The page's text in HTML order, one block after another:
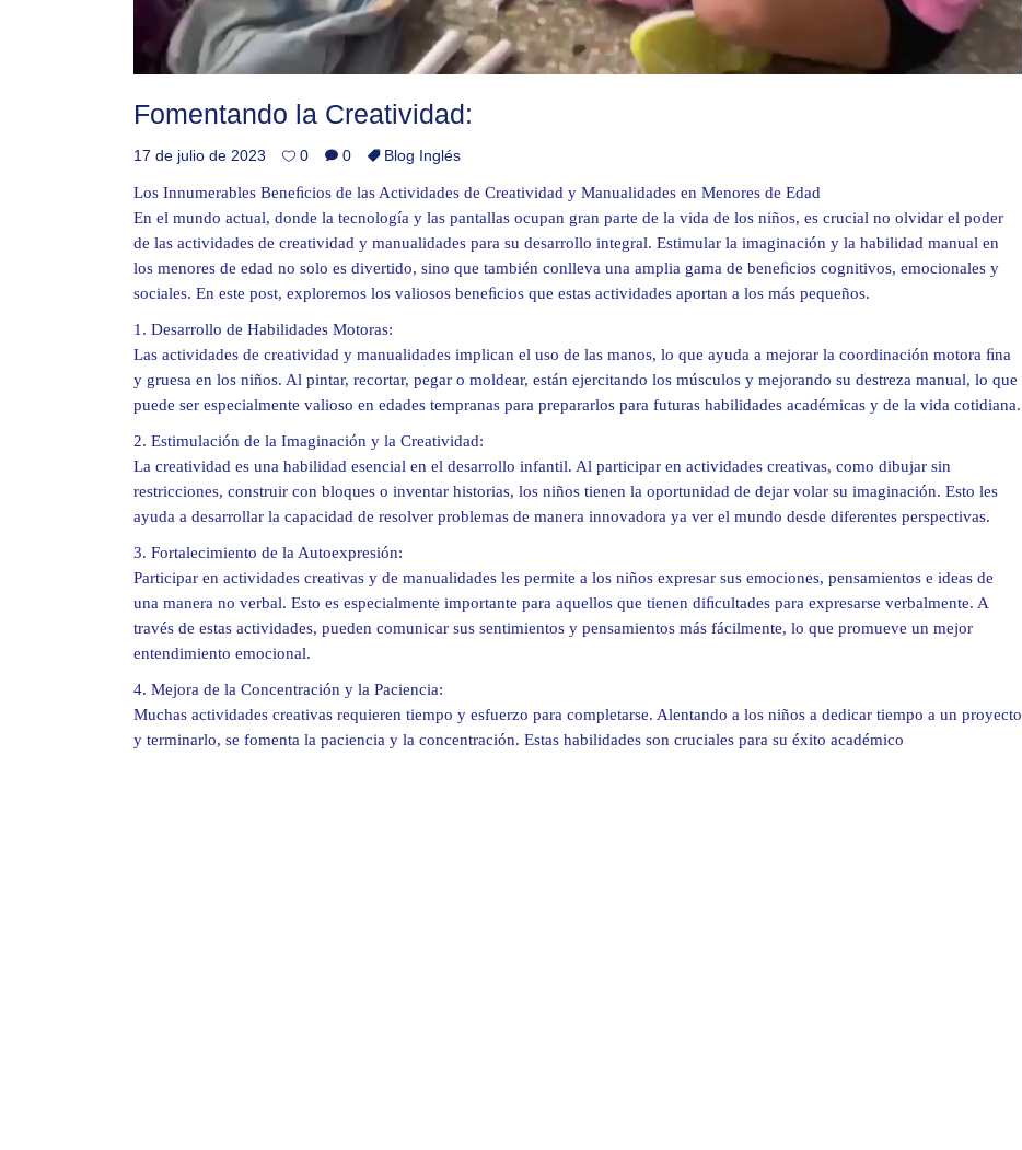
Fomentando la Creatividad:
17 de julio de 2023 0 0 Blog Inglés
Los Innumerables Beneﬁcios de las Actividades de Creatividad y Manualidades en Menores de Edad
En el mundo actual, donde la tecnología y las pantallas ocupan gran parte de la vida de los niños, es crucial no olvidar el poder
de las actividades de creatividad y manualidades para su desarrollo integral. Estimular la imaginación y la habilidad manual en
los menores de edad no solo es divertido, sino que también conlleva una amplia gama de beneﬁcios cognitivos, emocionales y
sociales. En este post, exploremos los valiosos beneﬁcios que estas actividades aportan a los más pequeños.
1. Desarrollo de Habilidades Motoras:
Las actividades de creatividad y manualidades implican el uso de las manos, lo que ayuda a mejorar la coordinación motora ﬁna
y gruesa en los niños. Al pintar, recortar, pegar o moldear, están ejercitando los músculos y mejorando su destreza manual, lo que
puede ser especialmente valioso en edades tempranas para prepararlos para futuras habilidades académicas y de la vida cotidiana.
2. Estimulación de la Imaginación y la Creatividad:
La creatividad es una habilidad esencial en el desarrollo infantil. Al participar en actividades creativas, como dibujar sin
restricciones, construir con bloques o inventar historias, los niños tienen la oportunidad de dejar volar su imaginación. Esto les
ayuda a desarrollar la capacidad de resolver problemas de manera innovadora ya ver el mundo desde diferentes perspectivas.
3. Fortalecimiento de la Autoexpresión:
Participar en actividades creativas y de manualidades les permite a los niños expresar sus emociones, pensamientos e ideas de
una manera no verbal. Esto es especialmente importante para aquellos que tienen diﬁcultades para expresarse verbalmente. A
través de estas actividades, pueden comunicar sus sentimientos y pensamientos más fácilmente, lo que promueve un mejor
entendimiento emocional.
4. Mejora de la Concentración y la Paciencia:
Muchas actividades creativas requieren tiempo y esfuerzo para completarse. Alentando a los niños a dedicar tiempo a un proyecto
y terminarlo, se fomenta la paciencia y la concentración. Estas habilidades son cruciales para su éxito académico